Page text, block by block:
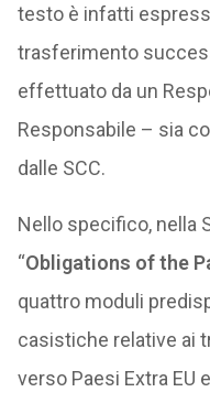
testo è infatti
trasferimento
effettuato da un
Responsabile – sia
dalle SCC.
Nello specifico, nella
“Obligations of the
quattro moduli
casistiche relative ai
verso Paesi Extra